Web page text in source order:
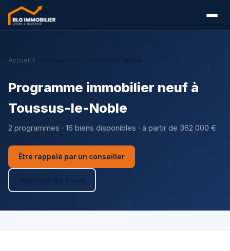
Accueil
Programme immobilier neuf à
Toussus-le-Noble
2 programmes · 16 biens disponibles · à partir de 362 000 €
Être rappelé par un conseiller
Voir tous les biens